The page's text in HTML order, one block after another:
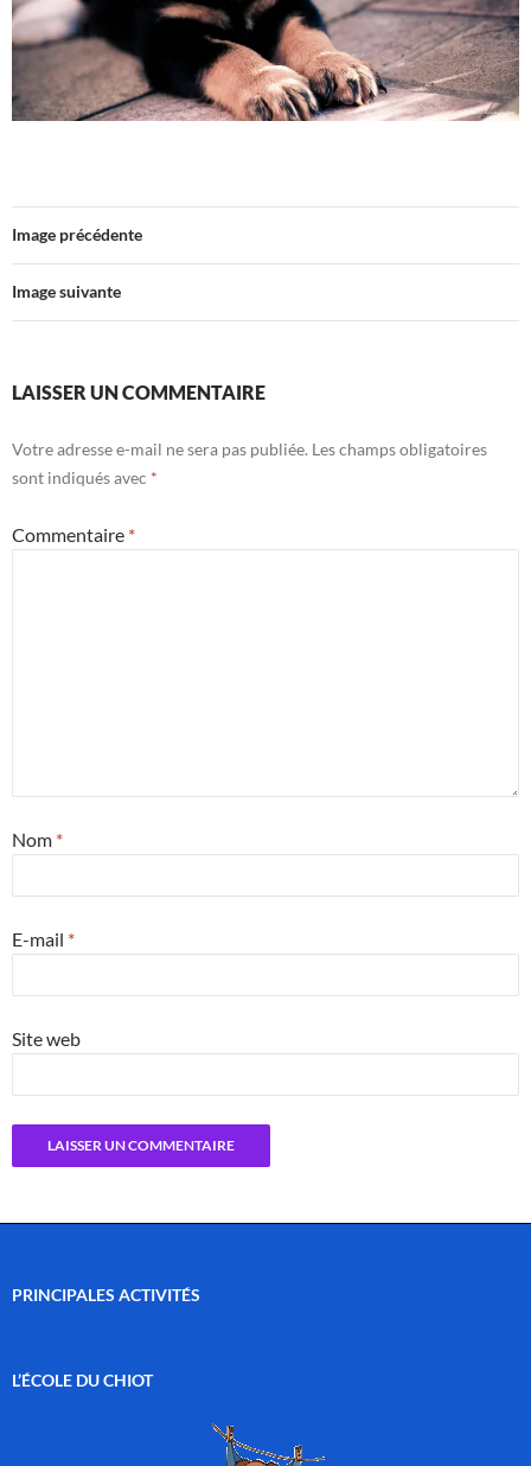
Image précédente
Image suivante
LAISSER UN COMMENTAIRE
Votre adresse e-mail ne sera pas publiée. Les champs obligatoires
sont indiqués avec *
Commentaire *
Nom *
E-mail *
Site web
PRINCIPALES ACTIVITÉS
L’ÉCOLE DU CHIOT